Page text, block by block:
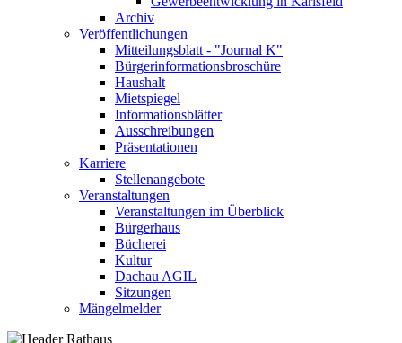
Archiv
Veröffentlichungen
Mitteilungsblatt - "Journal K"
Bürgerinformationsbroschüre
Haushalt
Mietspiegel
Informationsblätter
Ausschreibungen
Präsentationen
Karriere
Stellenangebote
Veranstaltungen
Veranstaltungen im Überblick
Bürgerhaus
Bücherei
Kultur
Dachau AGIL
Sitzungen
Mängelmelder